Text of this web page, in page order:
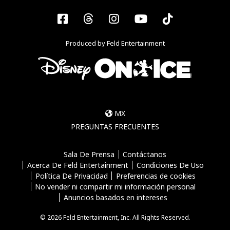
Facebook
ThreadsInstagram
YouTubeTiktok
Produced by Feld Entertainment
MX
PREGUNTAS FRECUENTES
Sala De Prensa
Contáctanos
Acerca De Feld Entertainment
Condiciones De Uso
Política De Privacidad
Preferencias de cookies
No vender ni compartir mi información personal
Anuncios basados en intereses
© 2026 Feld Entertainment, Inc. All Rights Reserved.